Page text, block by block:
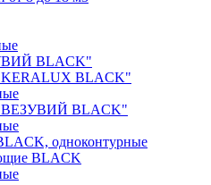
BLACK"
BLACK"
BLACK"
одноконтурные
BLACK